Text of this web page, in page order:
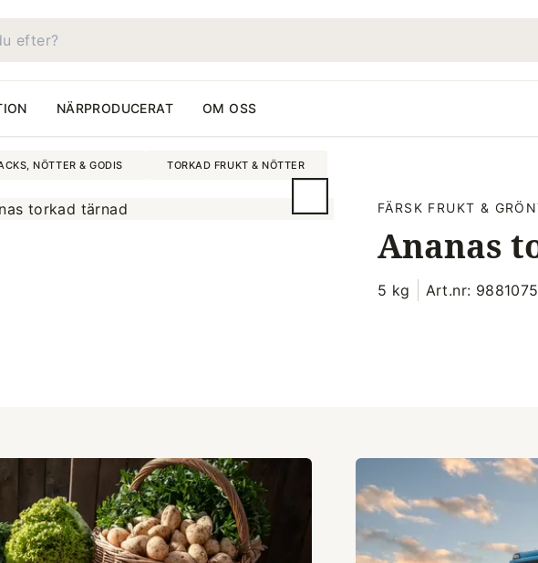
NÄRPRODUCERAT OM OSS
NÖTTER & GODIS TORKAD FRUKT & NÖTTER
FÄRSK FRUKT &
Ananas
5 kg Art.nr: 9881075